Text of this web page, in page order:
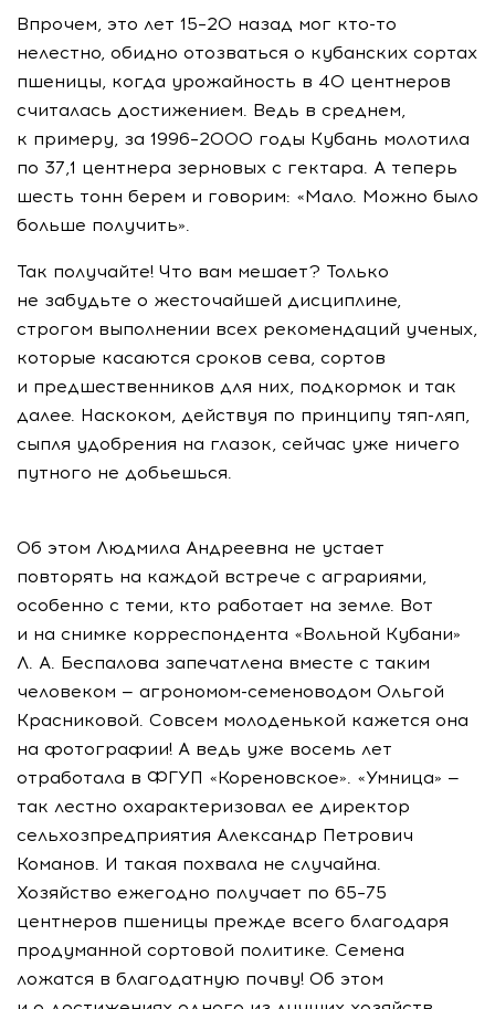
Впрочем, это лет 15–20 назад мог кто-то
нелестно, обидно отозваться о кубанских сортах
пшеницы, когда урожайность в 40 центнеров
считалась достижением. Ведь в среднем,
к примеру, за 1996–2000 годы Кубань молотила
по 37,1 центнера зерновых с гектара. А теперь
шесть тонн берем и говорим: «Мало. Можно было
больше получить».
Так получайте! Что вам мешает? Только
не забудьте о жесточайшей дисциплине,
строгом выполнении всех рекомендаций ученых,
которые касаются сроков сева, сортов
и предшественников для них, подкормок и так
далее. Наскоком, действуя по принципу тяп-ляп,
сыпля удобрения на глазок, сейчас уже ничего
путного не добьешься.
Об этом Людмила Андреевна не устает
повторять на каждой встрече с аграриями,
особенно с теми, кто работает на земле. Вот
и на снимке корреспондента «Вольной Кубани»
Л. А. Беспалова запечатлена вместе с таким
человеком — агрономом-семеноводом Ольгой
Красниковой. Совсем молоденькой кажется она
на фотографии! А ведь уже восемь лет
отработала в ФГУП «Кореновское». «Умница» —
так лестно охарактеризовал ее директор
сельхозпредприятия Александр Петрович
Команов. И такая похвала не случайна.
Хозяйство ежегодно получает по 65–75
центнеров пшеницы прежде всего благодаря
продуманной сортовой политике. Семена
ложатся в благодатную почву! Об этом